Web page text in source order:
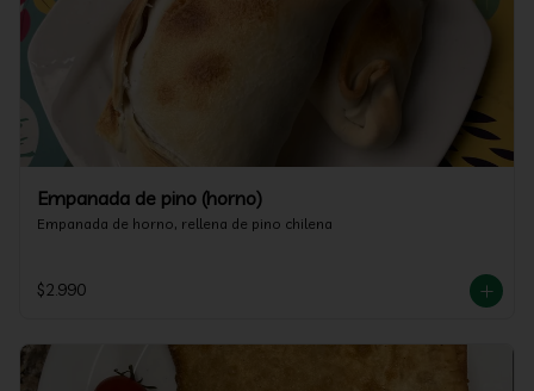
Empanada de pino (horno)
Empanada de horno, rellena de pino chilena
$2.990